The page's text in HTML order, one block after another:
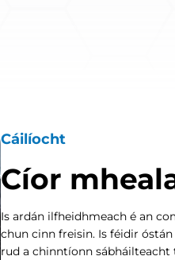
Cáilíocht
Cíor
Is ardán ilfheidhmeach é an
chun cinn freisin. Is féidir
rud a chinntíonn sábháilteacht